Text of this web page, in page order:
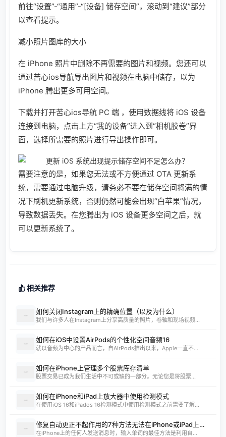
前往“设置”-“通用”-“[设备] 储存空间”，滚动到“建议”部分
以查看提示。
减小照片图库的大小
在 iPhone 照片中删除不再需要的图片和视频。您还可以
通过苦心ios导航导出图片和视频在电脑中储存，以为
iPhone 腾出更多可用空间。
下载并打开苦心ios导航 PC 端 ，使用数据线将 iOS 设备
连接到电脑，点击上方“我的设备”进入到“相机胶卷”界
面，选择所需要的照片进行导出操作即可。
需要注意的是，如果您无法或不方便通过 OTA 更新系
统，需要通过电脑升级，请务必不要在储存空间将满的情
况下刷机更新系统，否则仍然可能会出现“白苹果”情况，
导致数据丢失。在您腾出为 iOS 设备更多空间之后，就
可以更新系统了。
相关推荐
如何关闭Instagram上的精确位置（以及为什么）
我们与许多人在Instagram上分享高质量的照片，卷轴和现场视频...
如何在iOS中设置AirPods的个性化空间音频16
就以音频为中心的产品而言，自AirPods推出以来，Apple一直不...
如何在iPhone上管理多个股票库存清单
股票交易已成为我们生活中不可或缺的一部分。无论您是将股票...
如何在iPhone和iPad上放大器中使用检测模式
在使用iOS 16和iPados 16检测模式中使用检测模式之前需要了解...
修复自动更正不起作用的7种方法无法在iPhone或iPad上工作
在iPhone上的任何人发送消息时，输入单词的最佳方法是利用自...